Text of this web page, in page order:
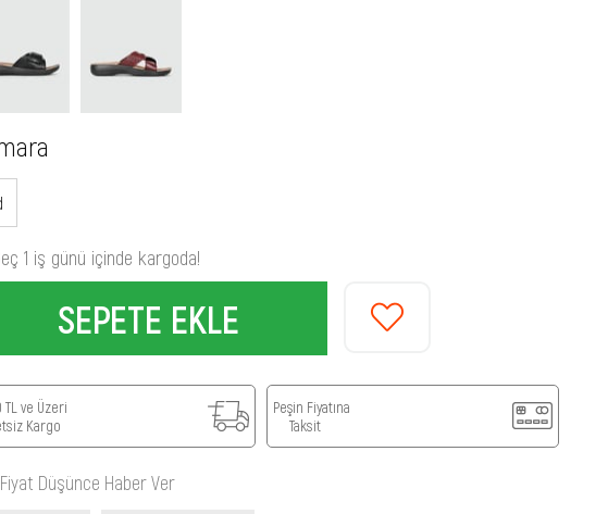
1 iş günü içinde kargoda!
TL ve Üzeri
Kargo
Peşin Fiyatına
Taksit
Fiyat Düşünce Haber Ver